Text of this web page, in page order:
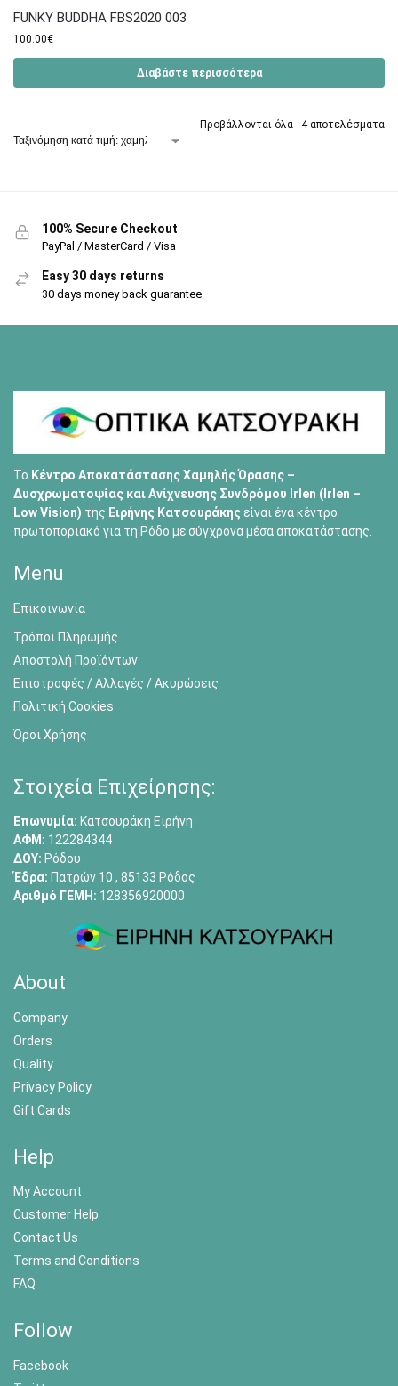
FUNKY BUDDHA FBS2020 003
100.00€
Διαβάστε περισσότερα
Προβάλλονται όλα - 4 αποτελέσματα
100% Secure Checkout
PayPal / MasterCard / Visa
Easy 30 days returns
30 days money back guarantee
Το Κέντρο Αποκατάστασης Χαμηλής Όρασης –
Δυσχρωματοψίας και Ανίχνευσης Συνδρόμου Irlen (Irlen –
Low Vision) της Ειρήνης Κατσουράκηςείναι ένα κέντρο
πρωτοποριακό για τη Ρόδο με σύγχρονα μέσα αποκατάστασης.
Menu
Επικοινωνία
Τρόποι Πληρωμής
Αποστολή Προϊόντων
Επιστροφές / Αλλαγές / Ακυρώσεις
Πολιτική Cookies
Όροι Χρήσης
Στοιχεία Επιχείρησης:
Επωνυμία: Κατσουράκη Ειρήνη
ΑΦΜ: 122284344
ΔΟΥ: Ρόδου
Έδρα: Πατρών 10 , 85133 Ρόδος
Αριθμό ΓΕΜΗ: 128356920000
About
Company
Orders
Quality
Privacy Policy
Gift Cards
Help
My Account
Customer Help
Contact Us
Terms and Conditions
FAQ
Follow
Facebook